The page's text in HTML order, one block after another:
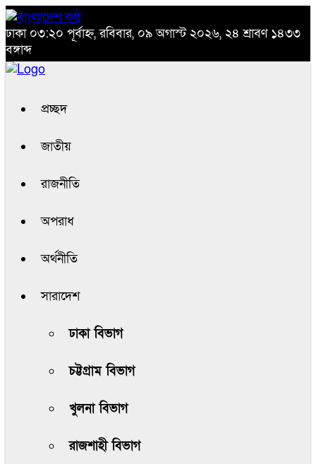
ঢাকা ০৩:২০ পূর্বাহ্ন, রবিবার, ০৯ অগাস্ট ২০২৬, ২৪ শ্রাবণ ১৪৩৩
বঙ্গাব্দ
প্রচ্ছদ
জাতীয়
রাজনীতি
অপরাধ
অর্থনীতি
সারাদেশ
ঢাকা বিভাগ
চট্টগ্রাম বিভাগ
খুলনা বিভাগ
রাজশাহী বিভাগ